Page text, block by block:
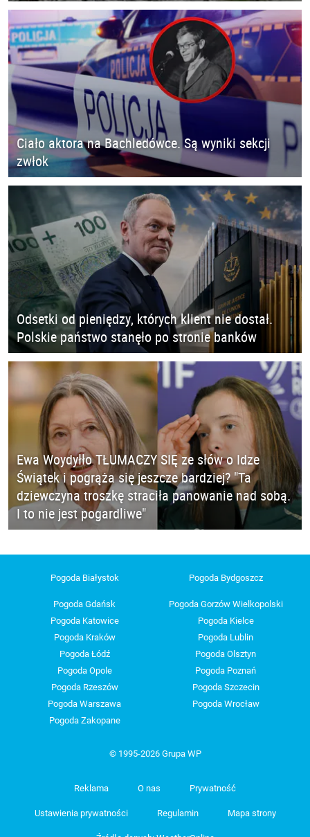
Ciało aktora na Bachledówce. Są wyniki sekcji
zwłok
Odsetki od pieniędzy, których klient nie dostał.
Polskie państwo stanęło po stronie banków
Ewa Woydyłło TŁUMACZY SIĘ ze słów o Idze
Świątek i pogrąża się jeszcze bardziej? "Ta
dziewczyna troszkę straciła panowanie nad sobą.
I to nie jest pogardliwe"
Pogoda Białystok Pogoda Bydgoszcz
Pogoda Gdańsk
Pogoda Gorzów Wielkopolski
Pogoda Katowice
Pogoda Kielce
Pogoda Kraków
Pogoda Lublin
Pogoda Łódź
Pogoda Olsztyn
Pogoda Opole
Pogoda Poznań
Pogoda Rzeszów
Pogoda Szczecin
Pogoda Warszawa
Pogoda Wrocław
Pogoda Zakopane
© 1995-2026 Grupa WP
Reklama O nas Prywatność
Ustawienia prywatności Regulamin Mapa strony